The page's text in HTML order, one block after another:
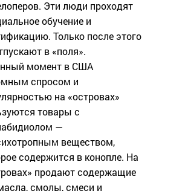
Эти люди проходят
обучение и
Только после этого
в «поля».
момент в США
спросом и
на «островах»
товары c
—
веществом,
содержится в конопле. На
продают содержащие
смолы, смеси и